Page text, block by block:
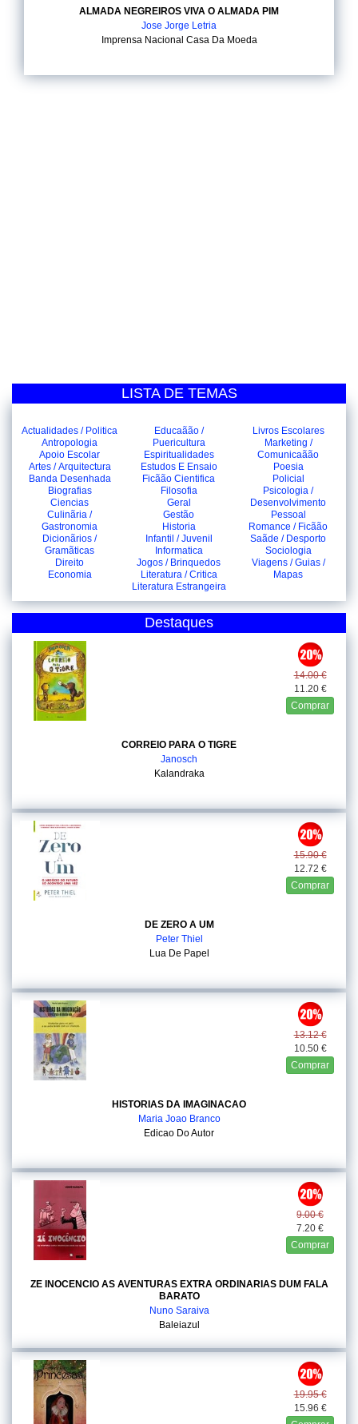
ALMADA NEGREIROS VIVA O ALMADA PIM
Jose Jorge Letria
Imprensa Nacional Casa Da Moeda
LISTA DE TEMAS
Actualidades / Politica
Antropologia
Apoio Escolar
Artes / Arquitectura
Banda Desenhada
Biografias
Ciencias
Culinãria /
Gastronomia
Dicionãrios /
Gramãticas
Direito
Economia
Educaãão /
Puericultura
Espiritualidades
Estudos E Ensaio
Ficãão Cientifica
Filosofia
Geral
Gestão
Historia
Infantil / Juvenil
Informatica
Jogos / Brinquedos
Literatura / Critica
Literatura Estrangeira
Livros Escolares
Marketing /
Comunicaãão
Poesia
Policial
Psicologia /
Desenvolvimento
Pessoal
Romance / Ficãão
Saãde / Desporto
Sociologia
Viagens / Guias /
Mapas
Destaques
14.00 €
11.20 €
Comprar
CORREIO PARA O TIGRE
Janosch
Kalandraka
15.90 €
12.72 €
Comprar
DE ZERO A UM
Peter Thiel
Lua De Papel
13.12 €
10.50 €
Comprar
HISTORIAS DA IMAGINACAO
Maria Joao Branco
Edicao Do Autor
9.00 €
7.20 €
Comprar
ZE INOCENCIO AS AVENTURAS EXTRA ORDINARIAS DUM FALA
BARATO
Nuno Saraiva
Baleiazul
19.95 €
15.96 €